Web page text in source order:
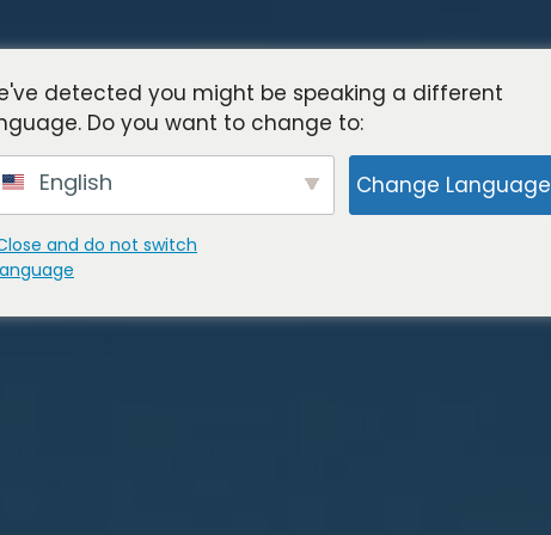
detected you might be speaking a different
Do you want to change to:
English Change Language
and do not switch